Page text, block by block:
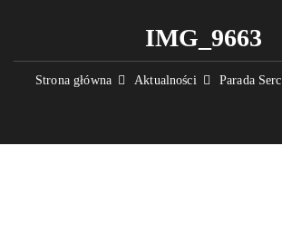
IMG_9663
Strona główna Aktualności Parada Serc